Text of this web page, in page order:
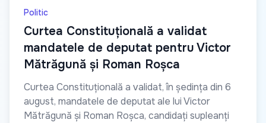
Politic
Curtea Constituțională a validat
mandatele de deputat pentru Victor
Mătrăgună și Roman Roșca
Curtea Constituțională a validat, în ședința din 6
august, mandatele de deputat ale lui Victor
Mătrăgună și Roman Roșca, candidați supleanți